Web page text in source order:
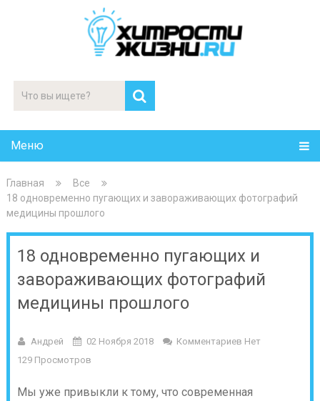
Меню
Главная
Все
18 одновременно пугающих и завораживающих фотографий
медицины прошлого
18 одновременно пугающих и
завораживающих фотографий
медицины прошлого
Андрей 02 Ноября 2018
Комментариев Нет
129 Просмотров
Мы уже привыкли к тому, что современная